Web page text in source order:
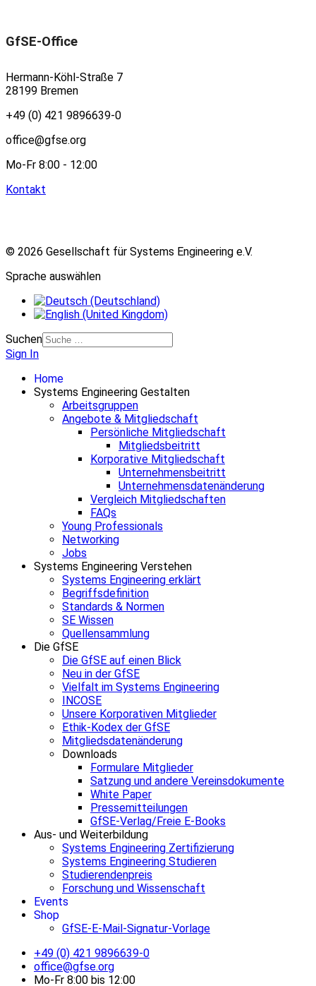
GfSE-Office
Hermann-Köhl-Straße 7
28199 Bremen
+49 (0) 421 9896639-0
office@gfse.org
Mo-Fr 8:00 - 12:00
Kontakt
© 2026 Gesellschaft für Systems Engineering e.V.
Sprache auswählen
Suchen
Sign In
Home
Systems Engineering Gestalten
Arbeitsgruppen
Angebote & Mitgliedschaft
Persönliche Mitgliedschaft
Mitgliedsbeitritt
Korporative Mitgliedschaft
Unternehmensbeitritt
Unternehmensdatenänderung
Vergleich Mitgliedschaften
FAQs
Young Professionals
Networking
Jobs
Systems Engineering Verstehen
Systems Engineering erklärt
Begriffsdefinition
Standards & Normen
SE Wissen
Quellensammlung
Die GfSE
Die GfSE auf einen Blick
Neu in der GfSE
Vielfalt im Systems Engineering
INCOSE
Unsere Korporativen Mitglieder
Ethik-Kodex der GfSE
Mitgliedsdatenänderung
Downloads
Formulare Mitglieder
Satzung und andere Vereinsdokumente
White Paper
Pressemitteilungen
GfSE-Verlag/Freie E-Books
Aus- und Weiterbildung
Systems Engineering Zertifizierung
Systems Engineering Studieren
Studierendenpreis
Forschung und Wissenschaft
Events
Shop
GfSE-E-Mail-Signatur-Vorlage
+49 (0) 421 9896639-0
office@gfse.org
Mo-Fr 8:00 bis 12:00